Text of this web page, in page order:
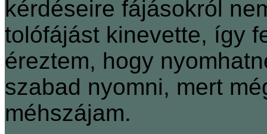
kérdéseire fájásokról
tolófájást kinevette, így
éreztem, hogy
szabad nyomni, mert
méhszájam.